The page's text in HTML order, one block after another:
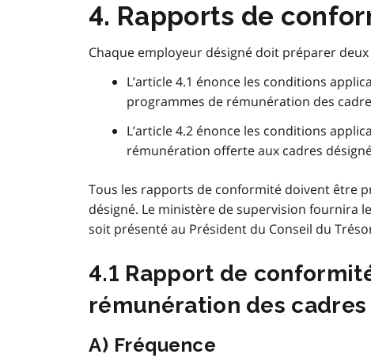
4. Rapports de
Chaque employeur désigné doit préparer
L’article 4.1 énonce les conditions
programmes de rémunération des
L’article 4.2 énonce les conditions
rémunération offerte aux cadres
Tous les rapports de conformité doivent être
désigné. Le ministère de supervision fournira
soit présenté au Président du Conseil du
4.1 Rapport de
rémunération des cadres
A) Fréquence